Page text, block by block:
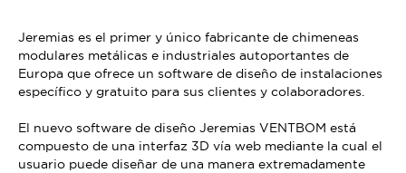
Jeremias es el primer y único fabricante de chimeneas
modulares metálicas e industriales autoportantes de
Europa que ofrece un software de diseño de instalaciones
específico y gratuito para sus clientes y colaboradores.
El nuevo software de diseño Jeremias VENTBOM está
compuesto de una interfaz 3D vía web mediante la cual el
usuario puede diseñar de una manera extremadamente